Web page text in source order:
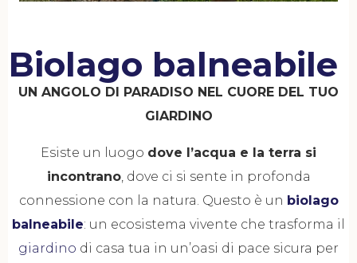
Biolago balneabile
UN ANGOLO DI PARADISO NEL CUORE DEL TUO
GIARDINO
Esiste un luogo dove l’acqua e la terra si
incontrano, dove ci si sente in profonda
connessione con la natura. Questo è un biolago
balneabile: un ecosistema vivente che trasforma il
giardino di casa tua in un’oasi di pace sicura per